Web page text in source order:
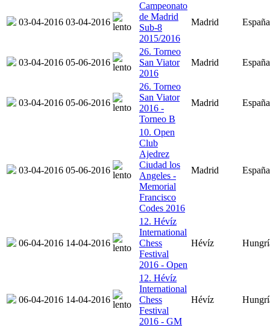
03-04-2016 03-04-2016
Campeonato
de Madrid
Sub-8
2015/2016
Madrid España
03-04-2016 05-06-2016
26. Torneo
San Viator
2016
Madrid España
03-04-2016 05-06-2016
26. Torneo
San Viator
2016 -
Torneo B
Madrid España
03-04-2016 05-06-2016
10. Open
Club
Ajedrez
Ciudad los
Angeles -
Memorial
Francisco
Codes 2016
Madrid España
06-04-2016 14-04-2016
12. Hévíz
International
Chess
Festival
2016 - Open
Hévíz
06-04-2016 14-04-2016
12. Hévíz
International
Chess
Festival
2016 - GM
Hévíz